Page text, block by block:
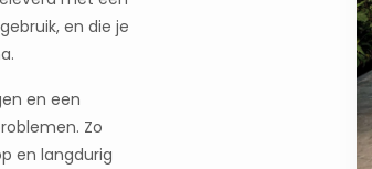
en die je
en een
Zo
en langdurig